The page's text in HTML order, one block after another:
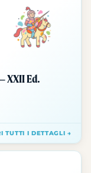
XXII Ed.
TUTTI I DETTAGLI →